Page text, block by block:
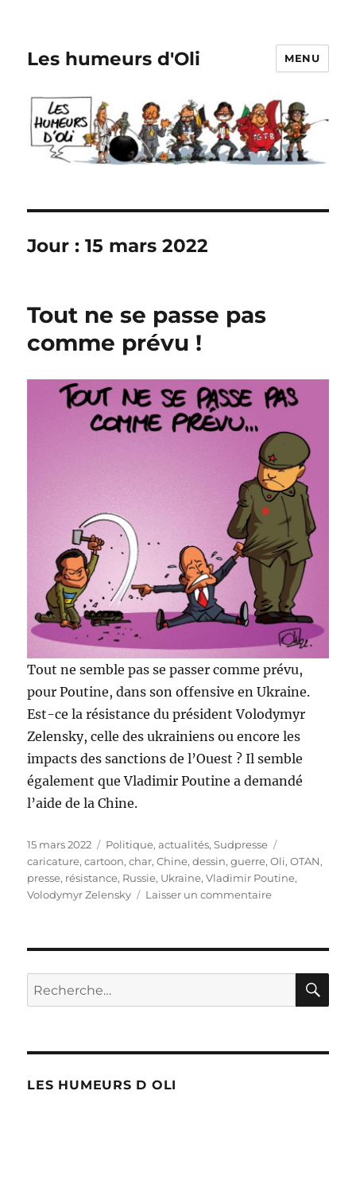
Les humeurs d'Oli MENU
Jour :15 mars 2022
Tout ne se passe pas
comme prévu !
Tout ne semble pas se passer comme prévu,
pour Poutine, dans son offensive en Ukraine.
Est-ce la résistance du président Volodymyr
Zelensky, celle des ukrainiens ou encore les
impacts des sanctions de l’Ouest ? Il semble
également que Vladimir Poutine a demandé
l’aide de la Chine.
Publié
le
15 mars 2022 Catégories
Politique, actualités,Sudpresse
caricature,cartoon,char,Chine,dessin,guerre,Oli,OTAN,
presse, résistance, Russie, Ukraine,Vladimir Poutine,
Volodymyr Zelensky
Laisser un commentairesur
pas
comme
prévu
Recherche
pour :
LES HUMEURS D OLI